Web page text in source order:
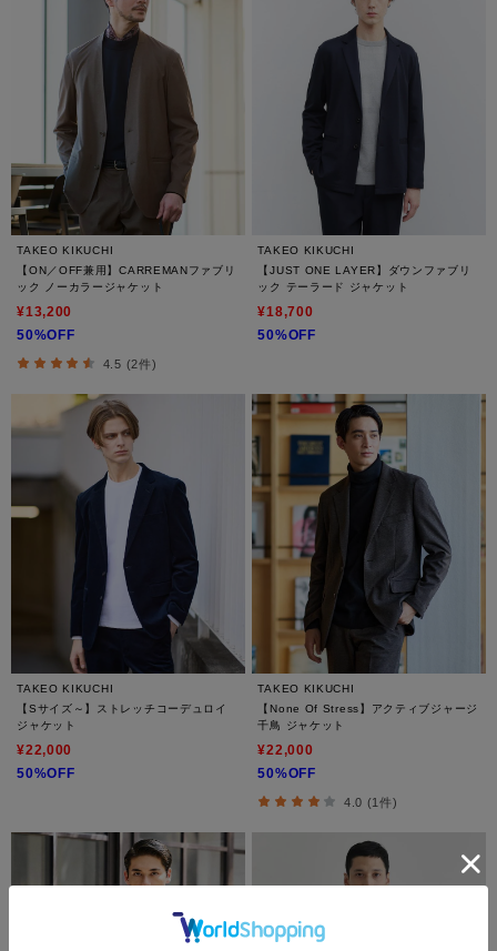
TAKEO KIKUCHI
【ON／OFF兼用】CARREMANファブリ
ック ノーカラージャケット
¥13,200
50%OFF
4.5 (2件)
TAKEO KIKUCHI
【JUST ONE LAYER】ダウンファブリ
ック テーラード ジャケット
¥18,700
50%OFF
TAKEO KIKUCHI
【Sサイズ～】ストレッチコーデュロイ
ジャケット
¥22,000
50%OFF
TAKEO KIKUCHI
【None Of Stress】アクティブジャージ
千鳥 ジャケット
¥22,000
50%OFF
4.0 (1件)